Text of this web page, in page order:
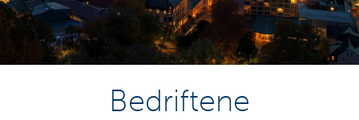
Bedriftene